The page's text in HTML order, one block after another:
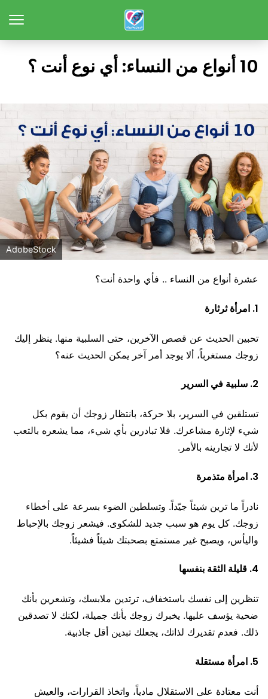
10 أنواع من النساء: أي نوع أنت ؟
AdobeStock
عشرة أنواع من النساء .. فأي واحدة أنت؟
1. امرأة ثرثارة
تحبين الحديث عن قصص الآخرين، حتى السلبية منها. ينظر إليك
زوجك مستغرباً، ألا يوجد أمر آخر يمكن الحديث عنه؟
2. سلبية في السرير
تستلقين في السرير، بلا حركة، بانتظار زوجك أن يقوم بكل
شيء لإثارة مشاعرك. فلا تبادرين بأي شيء، مما يشعره بالتعب
لأنك لا تجارينه بالأمر.
3. امرأة متذمرة
نادراً ما ترين شيئاً جيّداً. وتسلطين الضوء بسرعة على أخطاء
زوجك. كل يوم هو سبب جديد للشكوى. فيشعر زوجك بالإحباط
واليأس، ويصبح غير مستمتع بصحبتك شيئاً فشيئاً.
4. قليلة الثقة بنفسها
تنظرين إلى نفسك باستخفاف، ترتدين ملابسك، وتشعرين بأنك
ضحية يؤسف عليها. يخبرك زوجك بأنك جميلة، لكنك لا تصدقين
ذلك. فعدم تقديرك لذاتك، يجعلك تبدين أقل جاذبية.
5. امرأة مستقلة
أنت معتادة على الاستقلال مادياً، واتخاذ القرارات، والعيش